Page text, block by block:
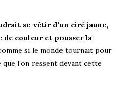
se vêtir d’un ciré jaune,
de couleur et pousser la
si le monde tournait pour
que l’on ressent devant cette